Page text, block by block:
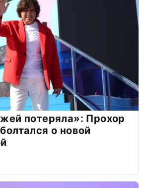
потеряла»: Прохор
о новой